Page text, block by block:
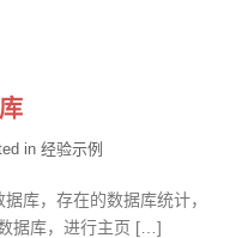
in 经验示例
库，存在的数据库统计，
据库，进行主页 […]